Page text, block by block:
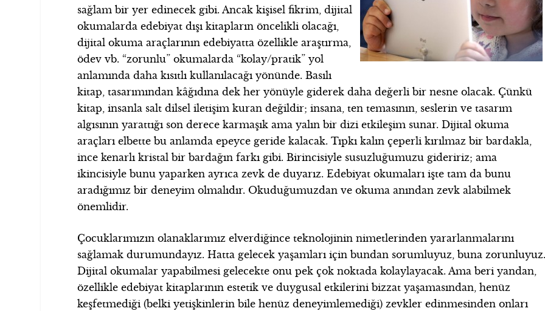
sağlam bir yer edinecek gibi. Ancak kişisel fikrim, dijital
okumalarda edebiyat dışı kitapların öncelikli olacağı,
dijital okuma araçlarının edebiyatta özellikle araştırma,
ödev vb. “zorunlu” okumalarda “kolay/pratik” yol
anlamında daha kısıtlı kullanılacağı yönünde. Basılı
kitap, tasarımından kâğıdına dek her yönüyle giderek daha değerli bir nesne olacak. Çünkü
kitap, insanla salt dilsel iletişim kuran değildir; insana, ten temasının, seslerin ve tasarım
algısının yarattığı son derece karmaşık ama yalın bir dizi etkileşim sunar. Dijital okuma
araçları elbette bu anlamda epeyce geride kalacak. Tıpkı kalın çeperli kırılmaz bir bardakla,
ince kenarlı kristal bir bardağın farkı gibi. Birincisiyle susuzluğumuzu gideririz; ama
ikincisiyle bunu yaparken ayrıca zevk de duyarız. Edebiyat okumaları işte tam da bunu
aradığımız bir deneyim olmalıdır. Okuduğumuzdan ve okuma anından zevk alabilmek
önemlidir.
Çocuklarımızın olanaklarımız elverdiğince teknolojinin nimetlerinden yararlanmalarını
sağlamak durumundayız. Hatta gelecek yaşamları için bundan sorumluyuz, buna
Dijital okumalar yapabilmesi gelecekte onu pek çok noktada kolaylayacak. Ama beri yandan,
özellikle edebiyat kitaplarının estetik ve duygusal etkilerini bizzat yaşamasından, henüz
keşfetmediği (belki yetişkinlerin bile henüz deneyimlemediği) zevkler edinmesinden onları